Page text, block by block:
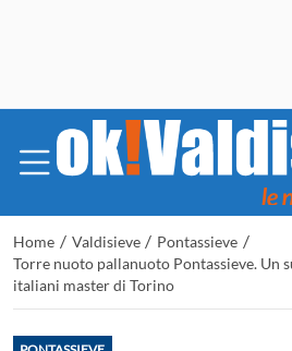
Home / Valdisieve / Pontassieve /
Torre nuoto pallanuoto Pontassieve. Un
italiani master di Torino